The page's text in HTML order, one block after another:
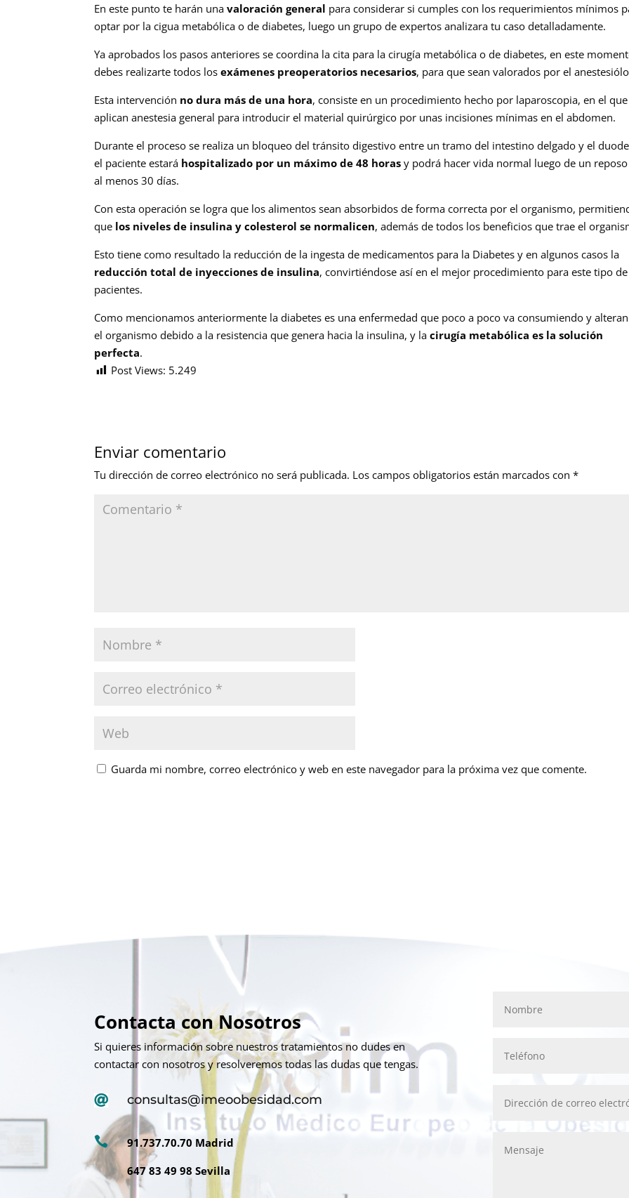
En este punto te harán unavaloración general para considerar si cumples con los requerimientos mínimos
optar por la cigua metabólica o de diabetes, luego un grupo de expertos analizara tu caso detalladamente.
Ya aprobados los pasos anteriores se coordina la cita para la cirugía metabólica o de diabetes, en este
debes realizarte todos losexámenes preoperatorios necesarios, para que sean valorados por el
Esta intervención no dura más de una hora, consiste en un procedimiento hecho por laparoscopia, en el que
aplican anestesia general para introducir el material quirúrgico por unas incisiones mínimas en el abdomen.
Durante el proceso se realiza un bloqueo del tránsito digestivo entre un tramo del intestino delgado y el
el paciente estará hospitalizado por un máximo de 48 horas y podrá hacer vida normal luego de un
al menos 30 días.
Con esta operación se logra que los alimentos sean absorbidos de forma correcta por el organismo,
que los niveles de insulina y colesterol se normalicen, además de todos los beneficios que trae el
Esto tiene como resultado la reducción de la ingesta de medicamentos para la Diabetes y en algunos casos la
reducción total de inyecciones de insulina, convirtiéndose así en el mejor procedimiento para este tipo de
pacientes.
Como mencionamos anteriormente la diabetes es una enfermedad que poco a poco va consumiendo y
el organismo debido a la resistencia que genera hacia la insulina, y lacirugía metabólica es la solución
perfecta.
Post Views: 5.249
Enviar comentario
Tu dirección de correo electrónico no será publicada. Los campos obligatorios están marcados con*
Guarda mi nombre, correo electrónico y web en este navegador para la próxima vez que comente.
Contacta con Nosotros
Si quieres información sobre nuestros tratamientos no dudes en
contactar con nosotros y resolveremos todas las dudas que tengas.
 consultas@imeoobesidad.com

91.737.70.70 Madrid
647 83 49 98 Sevilla